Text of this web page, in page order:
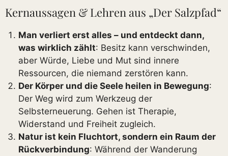
Kernaussagen & Lehren aus „Der Salzpfad“
Man verliert erst alles – und entdeckt dann,
was wirklich zählt: Besitz kann verschwinden,
aber Würde, Liebe und Mut sind innere
Ressourcen, die niemand zerstören kann.
Der Körper und die Seele heilen in Bewegung:
Der Weg wird zum Werkzeug der
Selbsterneuerung. Gehen ist Therapie,
Widerstand und Freiheit zugleich.
Natur ist kein Fluchtort, sondern ein Raum der
Rückverbindung: Während der Wanderung